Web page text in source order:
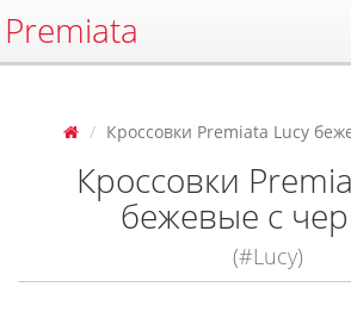
Premiata
Кроссовки Premiata Lucy
Кроссовки
бежевые с
(#Lucy)